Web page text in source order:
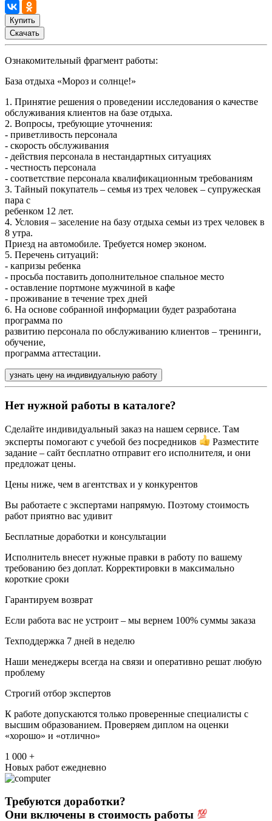
Купить
Скачать
Ознакомительный фрагмент работы:
База отдыха «Мороз и солнце!»
1. Принятие решения о проведении исследования о качестве
обслуживания клиентов на базе отдыха.
2. Вопросы, требующие уточнения:
- приветливость персонала
- скорость обслуживания
- действия персонала в нестандартных ситуациях
- честность персонала
- соответствие персонала квалификационным требованиям
3. Тайный покупатель – семья из трех человек – супружеская
пара с
ребенком 12 лет.
4. Условия – заселение на базу отдыха семьи из трех человек в
8 утра.
Приезд на автомобиле. Требуется номер эконом.
5. Перечень ситуаций:
- капризы ребенка
- просьба поставить дополнительное спальное место
- оставление портмоне мужчиной в кафе
- проживание в течение трех дней
6. На основе собранной информации будет разработана
программа по
развитию персонала по обслуживанию клиентов – тренинги,
обучение,
программа аттестации.
узнать цену на индивидуальную работу
Нет нужной работы в каталоге?
Сделайте индивидуальный заказ на нашем сервисе. Там
эксперты помогают с учебой без посредников
Разместите
задание – сайт бесплатно отправит его исполнителя, и они
предложат цены.
Цены ниже, чем в агентствах и у конкурентов
Вы работаете с экспертами напрямую. Поэтому стоимость
работ приятно вас удивит
Бесплатные доработки и консультации
Исполнитель внесет нужные правки в работу по вашему
требованию без доплат. Корректировки в максимально
короткие сроки
Гарантируем возврат
Если работа вас не устроит – мы вернем 100% суммы заказа
Техподдержка 7 дней в неделю
Наши менеджеры всегда на связи и оперативно решат любую
проблему
Строгий отбор экспертов
К работе допускаются только проверенные специалисты с
высшим образованием. Проверяем диплом на оценки
«хорошо» и «отлично»
1 000 +
Новых работ ежедневно
Требуются доработки?
Они включены в стоимость работы